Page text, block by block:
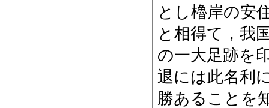
とし櫓岸の安
と相得て，我
の一大足跡を
退には此名利
勝あることを